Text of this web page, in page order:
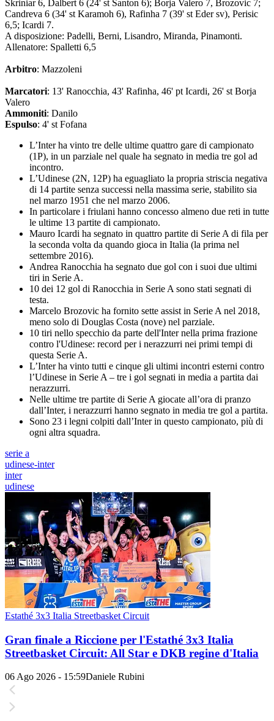
Skriniar 6, Dalbert 6 (24' st Santon 6); Borja Valero 7, Brozovic 7;
Candreva 6 (34' st Karamoh 6), Rafinha 7 (39' st Eder sv), Perisic
6,5; Icardi 7.
A disposizione: Padelli, Berni, Lisandro, Miranda, Pinamonti.
Allenatore: Spalletti 6,5
Arbitro: Mazzoleni
Marcatori: 13' Ranocchia, 43' Rafinha, 46' pt Icardi, 26' st Borja
Valero
Ammoniti: Danilo
Espulso: 4' st Fofana
L’Inter ha vinto tre delle ultime quattro gare di campionato
(1P), in un parziale nel quale ha segnato in media tre gol ad
incontro.
L’Udinese (2N, 12P) ha eguagliato la propria striscia negativa
di 14 partite senza successi nella massima serie, stabilito sia
nel marzo 1951 che nel marzo 2006.
In particolare i friulani hanno concesso almeno due reti in tutte
le ultime 13 partite di campionato.
Mauro Icardi ha segnato in quattro partite di Serie A di fila per
la seconda volta da quando gioca in Italia (la prima nel
settembre 2016).
Andrea Ranocchia ha segnato due gol con i suoi due ultimi
tiri in Serie A.
10 dei 12 gol di Ranocchia in Serie A sono stati segnati di
testa.
Marcelo Brozovic ha fornito sette assist in Serie A nel 2018,
meno solo di Douglas Costa (nove) nel parziale.
10 tiri nello specchio da parte dell'Inter nella prima frazione
contro l'Udinese: record per i nerazzurri nei primi tempi di
questa Serie A.
L’Inter ha vinto tutti e cinque gli ultimi incontri esterni contro
l’Udinese in Serie A – tre i gol segnati in media a partita dai
nerazzurri.
Nelle ultime tre partite di Serie A giocate all’ora di pranzo
dall’Inter, i nerazzurri hanno segnato in media tre gol a partita.
Sono 23 i legni colpiti dall’Inter in questo campionato, più di
ogni altra squadra.
serie a
udinese-inter
inter
udinese
Estathé 3x3 Italia Streetbasket Circuit
Gran finale a Riccione per l'Estathé 3x3 Italia
Streetbasket Circuit: All Star e DKB regine d'Italia
06 Ago 2026 - 15:59Daniele Rubini